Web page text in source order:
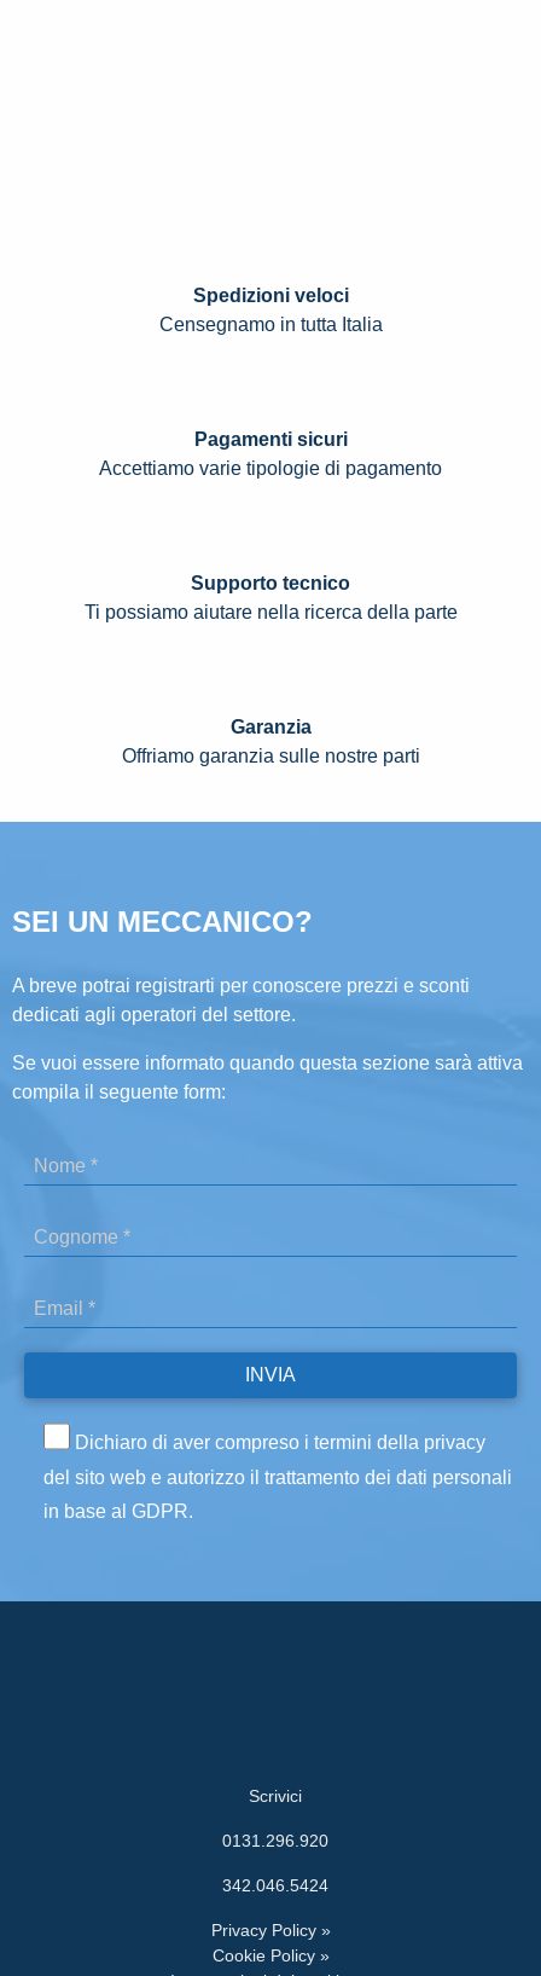
Spedizioni veloci
Censegnamo in tutta Italia
Pagamenti sicuri
Accettiamo varie tipologie di pagamento
Supporto tecnico
Ti possiamo aiutare nella ricerca della parte
Garanzia
Offriamo garanzia sulle nostre parti
SEI UN MECCANICO?
A breve potrai registrarti per conoscere prezzi e sconti
dedicati agli operatori del settore.
Se vuoi essere informato quando questa sezione sarà attiva
compila il seguente form:
Dichiaro di aver compreso i termini della privacy
del sito web e autorizzo il trattamento dei dati personali
in base al GDPR.
Scrivici
0131.296.920
342.046.5424
Privacy Policy »
Cookie Policy »